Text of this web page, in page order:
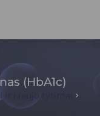
(HbA1c)
ir kraujo tyrimai